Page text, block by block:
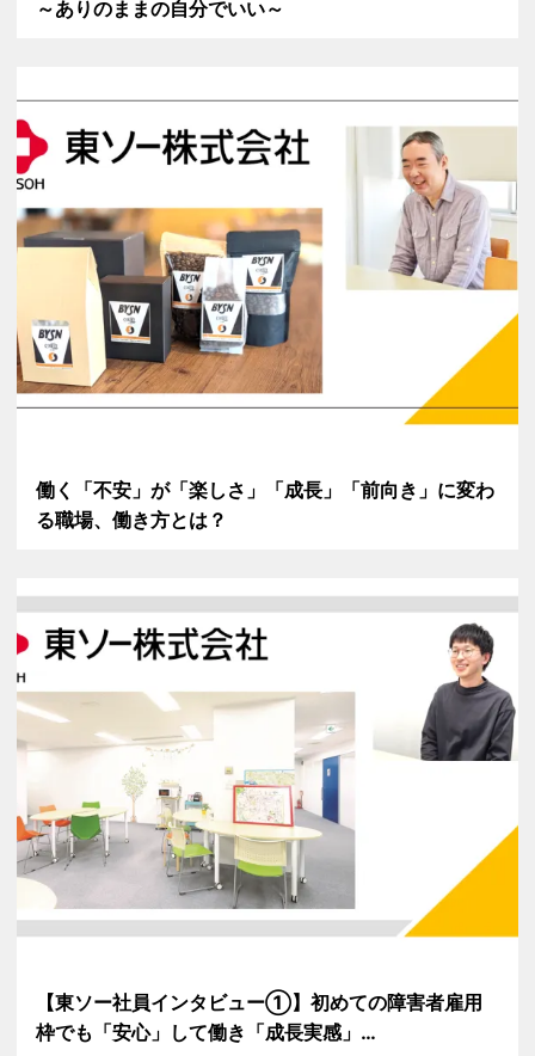
～ありのままの自分でいい～
働く「不安」が「楽しさ」「成長」「前向き」に変わ
る職場、働き方とは？
【東ソー社員インタビュー①】初めての障害者雇用
枠でも「安心」して働き「成長実感」…